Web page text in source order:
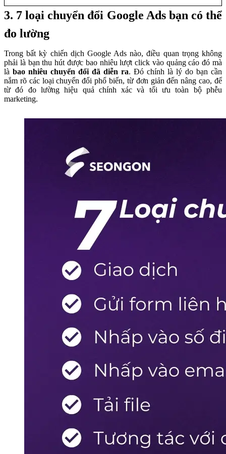
3. 7 loại chuyển đổi Google Ads bạn có thể
đo lường
Trong bất kỳ chiến dịch Google Ads nào, điều quan trọng không
phải là bạn thu hút được bao nhiêu lượt click vào quảng cáo đó mà
là bao nhiêu chuyển đổi đã diễn ra. Đó chính là lý do bạn cần
nắm rõ các loại chuyển đổi phổ biến, từ đơn giản đến nâng cao, để
từ đó đo lường hiệu quả chính xác và tối ưu toàn bộ phễu
marketing.